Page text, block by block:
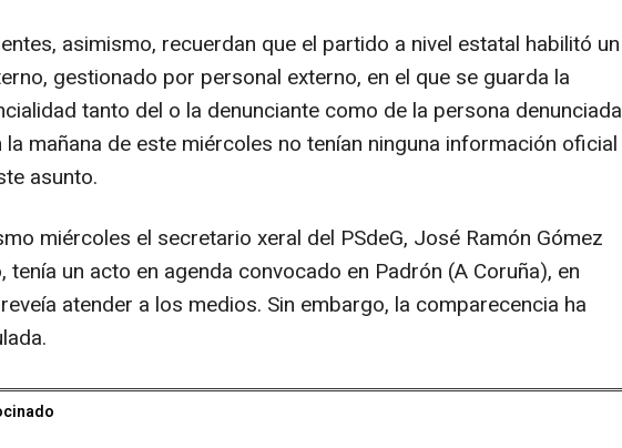
asimismo, recuerdan que el partido a nivel estatal habilitó un
gestionado por personal externo, en el que se guarda la
tanto del o la denunciante como de la persona denunciada
la mañana de este miércoles no tenían ninguna información oficial
asunto.
miércoles el secretario xeral del PSdeG, José Ramón Gómez
tenía un acto en agenda convocado en Padrón (A Coruña), en
atender a los medios. Sin embargo, la comparecencia ha